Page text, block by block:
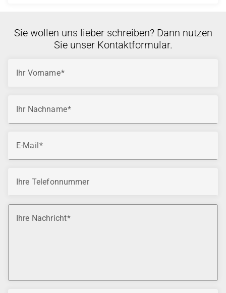
Sie wollen uns lieber schreiben? Dann nutzen
Sie unser Kontaktformular.
Ihr Vorname
Ihr Nachname
E-Mail
Ihre Telefonnummer
Ihre Nachricht